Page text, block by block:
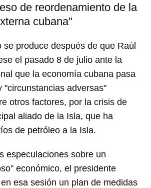
de reordenamiento de la
cubana"
se produce después de que Raúl
el pasado 8 de julio ante la
que la economía cubana pasa
"circunstancias adversas"
otros factores, por la crisis de
aliado de la Isla, que ha
de petróleo a la Isla.
especulaciones sobre un
económico, el presidente
esa sesión un plan de medidas